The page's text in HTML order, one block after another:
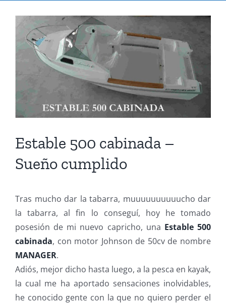
Ver
imagen
más
Estable 500 cabinada –
Sueño cumplido
Tras mucho dar la tabarra, muuuuuuuuuucho dar
la tabarra, al fin lo conseguí, hoy he tomado
posesión de mi nuevo capricho, una Estable 500
cabinada, con motor Johnson de 50cv de nombre
MANAGER.
Adiós, mejor dicho hasta luego, a la pesca en kayak,
la cual me ha aportado sensaciones inolvidables,
he conocido gente con la que no quiero perder el